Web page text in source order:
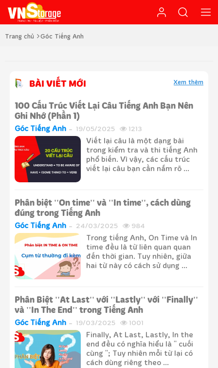
Trang chủ Góc Tiếng Anh
BÀI VIẾT MỚI Xem thêm
100 Cấu Trúc Viết Lại Câu Tiếng Anh Bạn Nên
Ghi Nhớ (Phần 1)
Góc Tiếng Anh 19/05/2025 1213
Viết lại câu là một dạng bài
trong kiểm tra và thi tiếng Anh
phổ biến. Vì vậy, các cấu trúc
viết lại câu bạn cần nắm rõ ...
Phân biệt ''On time'' và ''In time'', cách dùng
đúng trong Tiếng Anh
Góc Tiếng Anh 24/03/2025 984
Trong tiếng Anh, On Time và In
time đều là từ liên quan quan
đến thời gian. Tuy nhiên, giữa
hai từ này có cách sử dụng ...
Phân Biệt ''At Last'' với ''Lastly'' với ''Finally''
và ''In The End'' trong Tiếng Anh
Góc Tiếng Anh 19/03/2025 1001
Finally, At Last, Lastly, In the
end đều có nghĩa hiểu là '' cuối
cùng ''; Tuy nhiên mỗi từ lại có
cách dùng riêng theo ...